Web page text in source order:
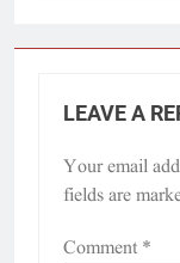
LEAVE A
Your email
fields are
Comment *